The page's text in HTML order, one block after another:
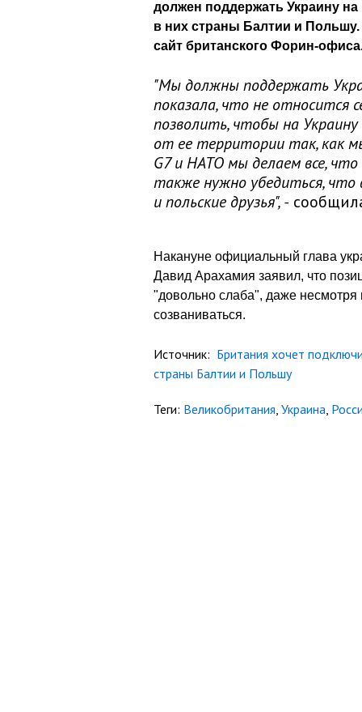
должен поддержать Украину
в них страны Балтии и
сайт британского Форин-
"Мы должны поддержать
показала, что не относится
позволить, чтобы на
от ее территории так, как
G7 и НАТО мы делаем все,
также нужно убедиться,
и польские друзья", -
Накануне официальный глава
Давид Арахамия заявил, что
"довольно слаба", даже
созваниваться.
Источник: Британия хочет
страны Балтии и Польшу
Теги: Великобритания, Украина,